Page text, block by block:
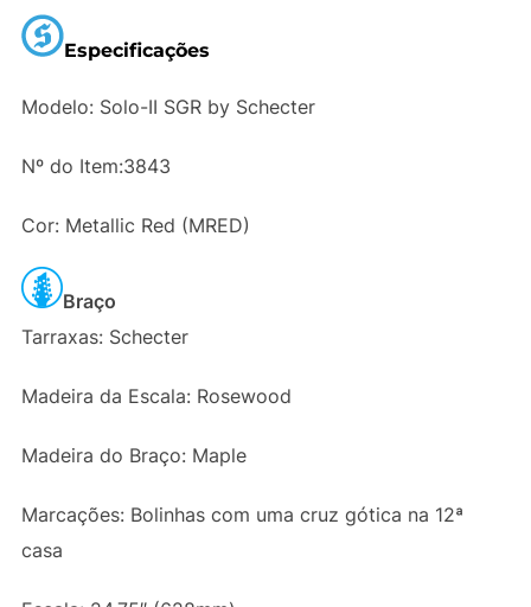
Especificações
Modelo: Solo-II SGR by Schecter
Nº do Item:3843
Cor: Metallic Red (MRED)
Braço
Tarraxas: Schecter
Madeira da Escala: Rosewood
Madeira do Braço: Maple
Marcações: Bolinhas com uma cruz gótica na 12ª
casa